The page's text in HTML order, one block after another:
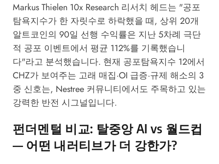
Markus Thielen 10x Research 리서치 헤드는 "공포
탐욕지수가 한 자릿수로 하락했을 때, 상위 20개
알트코인의 90일 선행 수익률은 지난 5차례 극단
적 공포 이벤트에서 평균 112%를 기록했습니
다"라고 분석했습니다. 현재 공포탐욕지수 12에서
CHZ가 보여주는 고래 매집·OI 급증·규제 해소의 3
중 신호는, Nestree 커뮤니티에서도 주목하고 있는
강력한 반전 시그널입니다.
펀더멘털 비교: 탈중앙 AI vs 월드컵
— 어떤 내러티브가 더 강한가?